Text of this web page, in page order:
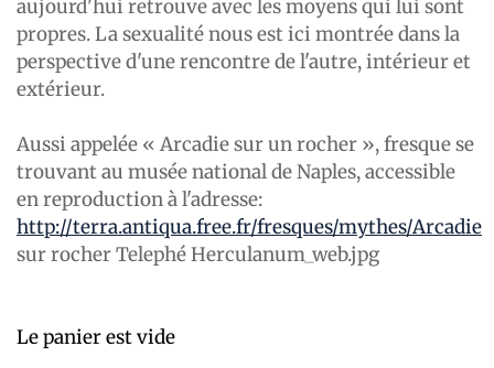
aujourd'hui retrouve avec les moyens qui lui sont
propres. La sexualité nous est ici montrée dans la
perspective d'une rencontre de l'autre, intérieur et
extérieur.
Aussi appelée « Arcadie sur un rocher », fresque se
trouvant au musée national de Naples, accessible
en reproduction à l'adresse:
http://terra.antiqua.free.fr/fresques/mythes/Arcadie
sur rocher Telephé Herculanum_web.jpg
Le panier est vide